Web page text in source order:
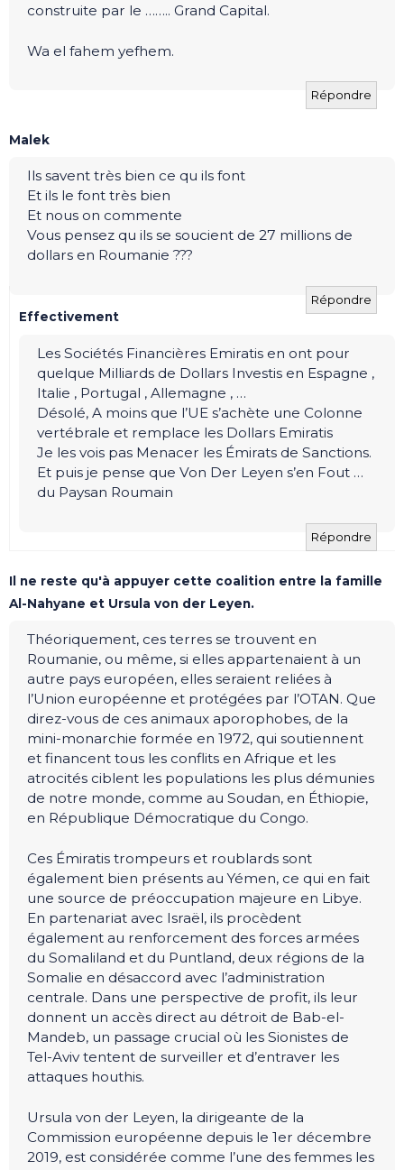
construite par le …….. Grand Capital.
Wa el fahem yefhem.
Répondre
Malek
Ils savent très bien ce qu ils font
Et ils le font très bien
Et nous on commente
Vous pensez qu ils se soucient de 27 millions de
dollars en Roumanie ???
Répondre
Effectivement
Les Sociétés Financières Emiratis en ont pour
quelque Milliards de Dollars Investis en Espagne ,
Italie , Portugal , Allemagne , …
Désolé, A moins que l’UE s’achète une Colonne
vertébrale et remplace les Dollars Emiratis
Je les vois pas Menacer les Émirats de Sanctions.
Et puis je pense que Von Der Leyen s’en Fout …
du Paysan Roumain
Répondre
Il ne reste qu'à appuyer cette coalition entre la famille
Al-Nahyane et Ursula von der Leyen.
Théoriquement, ces terres se trouvent en
Roumanie, ou même, si elles appartenaient à un
autre pays européen, elles seraient reliées à
l’Union européenne et protégées par l’OTAN. Que
direz-vous de ces animaux aporophobes, de la
mini-monarchie formée en 1972, qui soutiennent
et financent tous les conflits en Afrique et les
atrocités ciblent les populations les plus démunies
de notre monde, comme au Soudan, en Éthiopie,
en République Démocratique du Congo.
Ces Émiratis trompeurs et roublards sont
également bien présents au Yémen, ce qui en fait
une source de préoccupation majeure en Libye.
En partenariat avec Israël, ils procèdent
également au renforcement des forces armées
du Somaliland et du Puntland, deux régions de la
Somalie en désaccord avec l’administration
centrale. Dans une perspective de profit, ils leur
donnent un accès direct au détroit de Bab-el-
Mandeb, un passage crucial où les Sionistes de
Tel-Aviv tentent de surveiller et d’entraver les
attaques houthis.
Ursula von der Leyen, la dirigeante de la
Commission européenne depuis le 1er décembre
2019, est considérée comme l’une des femmes les